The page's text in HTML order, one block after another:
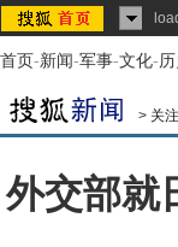
首页-新闻-军事-文化-历
> 关
外交部就